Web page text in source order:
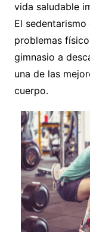
vida saludable
El
problemas
gimnasio a
una de las
cuerpo.